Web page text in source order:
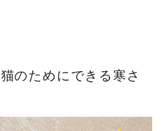
のためにできる寒さ